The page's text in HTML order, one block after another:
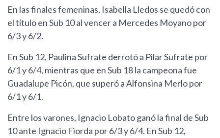
En las finales femeninas, Isabella Lledos se quedó con
el título en Sub 10 al vencer a Mercedes Moyano por
6/3 y 6/2.
En Sub 12, Paulina Sufrate derrotó a Pilar Sufrate por
6/1 y 6/4, mientras que en Sub 18 la campeona fue
Guadalupe Picón, que superó a Alfonsina Merlo por
6/1 y 6/1.
Entre los varones, Ignacio Lobato ganó la final de Sub
10 ante Ignacio Fiorda por 6/3 y 6/4. En Sub 12,